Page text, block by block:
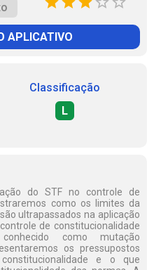
APLICATIVO
Classificação
L
do STF no controle de
como os limites da
ultrapassados na aplicação
de constitucionalidade
como mutação
os pressupostos
e o que